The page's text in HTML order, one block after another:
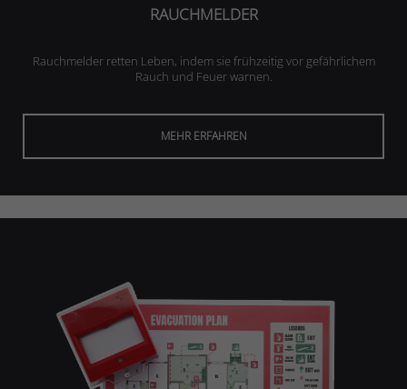
RAUCHMELDER
Rauchmelder retten Leben, indem sie frühzeitig vor gefährlichem
Rauch und Feuer warnen.
MEHR ERFAHREN